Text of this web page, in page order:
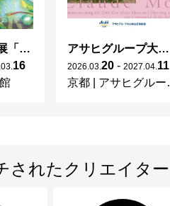
2026年度 特別展「ガレとドーム、アール･ヌーヴォーのガラス 水辺のやすらぎ、海の神秘」
03 16
アサヒグループ大山崎山荘美術館 開館30周年記念展「没後100年 クロード・モネ」
2026 03 20 - 2027 04 11
京都
アサヒグループ大山崎山荘美術館
されたクリエイター